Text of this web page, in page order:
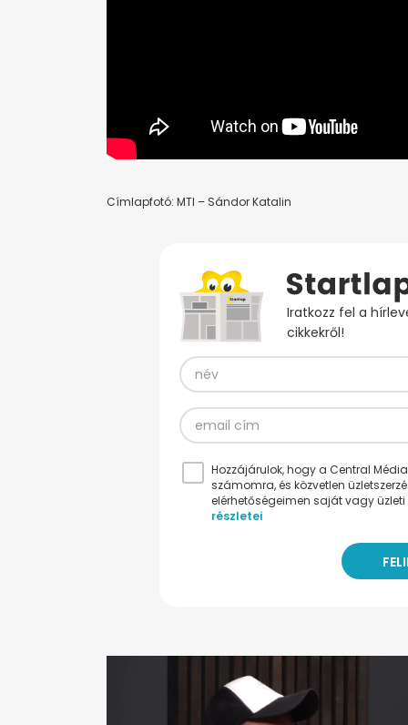
Címlapfotó: MTI – Sándor Katalin
Iratkozz fel a
cikkekről!
Hozzájárulok, hogy a Central
számomra, és közvetlen
elérhetőségeimen saját vagy
részletei